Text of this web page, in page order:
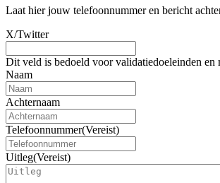
Laat hier jouw telefoonnummer en bericht
X/Twitter
Dit veld is bedoeld voor validatiedoeleinden
Naam
Achternaam
Telefoonnummer(Vereist)
Uitleg(Vereist)